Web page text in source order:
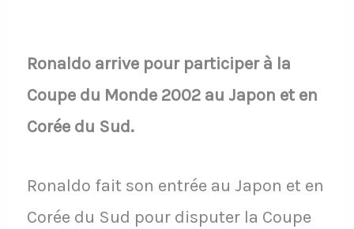
Ronaldo arrive pour participer à la
Coupe du Monde 2002 au Japon et en
Corée du Sud.
Ronaldo fait son entrée au Japon et en
Corée du Sud pour disputer la Coupe